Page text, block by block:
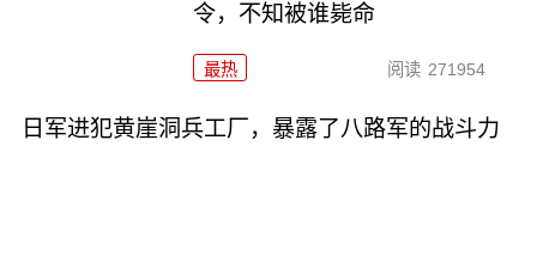
令，不知被谁毙命
最热 阅读 271954
日军进犯黄崖洞兵工厂，暴露了八路军的战斗力